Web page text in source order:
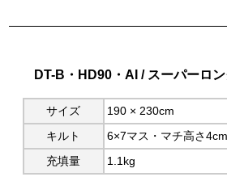
DT-B・HD90・AI / スーパーロ
サイズ
190 × 230cm
キルト
6×7マス・マチ高さ
充填量
1.1kg